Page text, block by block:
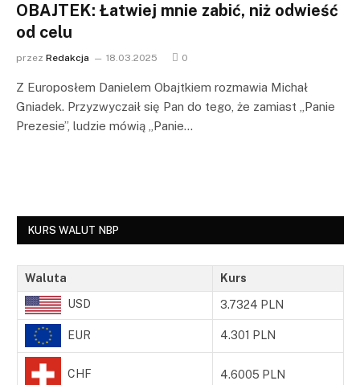
OBAJTEK: Łatwiej mnie zabić, niż odwieść
od celu
przez Redakcja 18.03.2025 0
Z Europosłem Danielem Obajtkiem rozmawia Michał
Gniadek. Przyzwyczaił się Pan do tego, że zamiast „Panie
Prezesie”, ludzie mówią „Panie…
KURS WALUT NBP
Waluta Kurs
USD 3.7324 PLN
EUR 4.301 PLN
CHF 4.6005 PLN